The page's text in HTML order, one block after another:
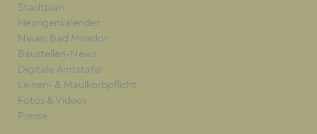
Stadtplan
Heurigenkalender
Neues Bad Mirador
Baustellen-News
Digitale Amtstafel
Leinen- & Maulkorbpflicht
Fotos & Videos
Presse